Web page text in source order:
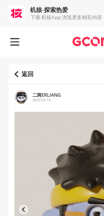
返回
二两ERLIANG
2023-03-14
机核-探索热爱
下载 机核App 浏览更多精彩内容